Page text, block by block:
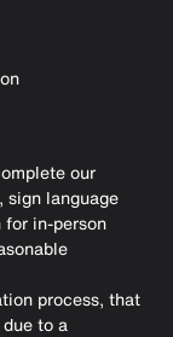
our
sign language
in-person
process, that
to a